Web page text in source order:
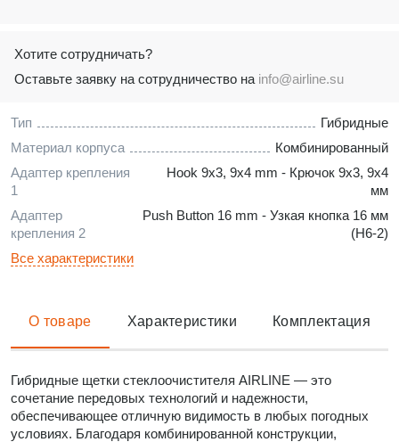
Тип
Гибридные
Материал корпуса
Комбинированный
Адаптер крепления
1
Hook 9x3, 9x4 mm - Крючок 9x3, 9x4
мм
Адаптер
крепления 2
Push Button 16 mm - Узкая кнопка 16 мм
(H6-2)
Все характеристики
Хотите сотрудничать?
Оставьте заявку на сотрудничество на info@airline.su
О товаре Характеристики Комплектация
Гибридные щетки стеклоочистителя AIRLINE — это
сочетание передовых технологий и надежности,
обеспечивающее отличную видимость в любых погодных
условиях. Благодаря комбинированной конструкции,